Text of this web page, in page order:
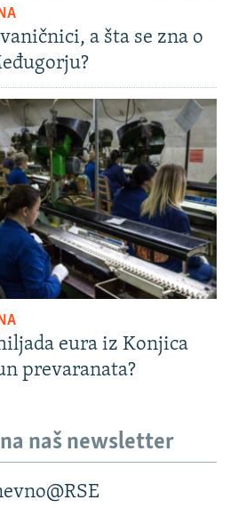
a šta se zna o
eura iz Konjica
prevaranata?
naš newsletter